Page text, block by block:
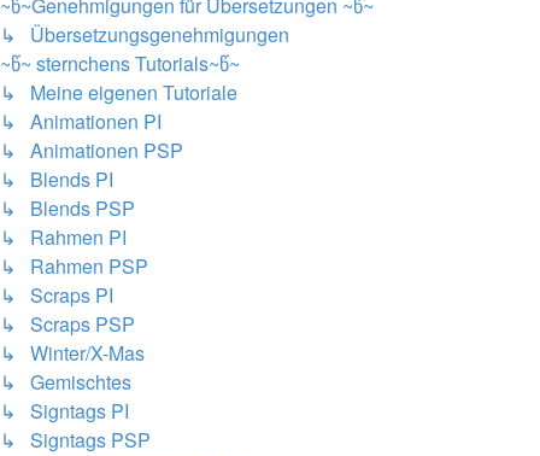
↳ Übersetzungsgenehmigungen
~წ~ sternchens Tutorials~წ~
↳ Meine eigenen Tutoriale
↳ Animationen PI
↳ Animationen PSP
↳ Blends PI
↳ Blends PSP
↳ Rahmen PI
↳ Rahmen PSP
↳ Scraps PI
↳ Scraps PSP
↳ Winter/X-Mas
↳ Gemischtes
↳ Signtags PI
↳ Signtags PSP